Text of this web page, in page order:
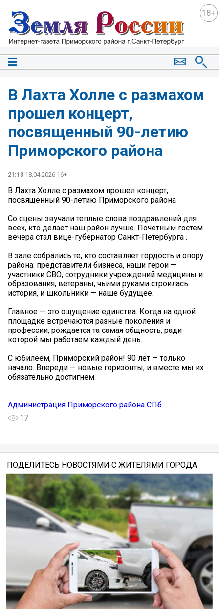
18+
В Лахта Холле с размахом
прошел концерт,
посвященный 90-летию
Приморского района
21:13 18.04.2026 16+
В Лахта Холле с размахом прошел концерт,
посвященный 90-летию Приморского района
Со сцены звучали теплые слова поздравлений для
всех, кто делает наш район лучше. Почетным гостем
вечера стал вице-губернатор Санкт-Петербурга .
В зале собрались те, кто составляет гордость и опору
района: представители бизнеса, наши герои —
участники СВО, сотрудники учреждений медицины и
образования, ветераны, чьими руками строилась
история, и школьники — наше будущее.
Главное — это ощущение единства. Когда на одной
площадке встречаются разные поколения и
профессии, рождается та самая общность, ради
которой мы работаем каждый день.
С юбилеем, Приморский район! 90 лет — только
начало. Впереди — новые горизонты, и вместе мы их
обязательно достигнем.
Администрация Приморского района СПб
17
ПОДЕЛИТЕСЬ НОВОСТЯМИ С ЖИТЕЛЯМИ ГОРОДА